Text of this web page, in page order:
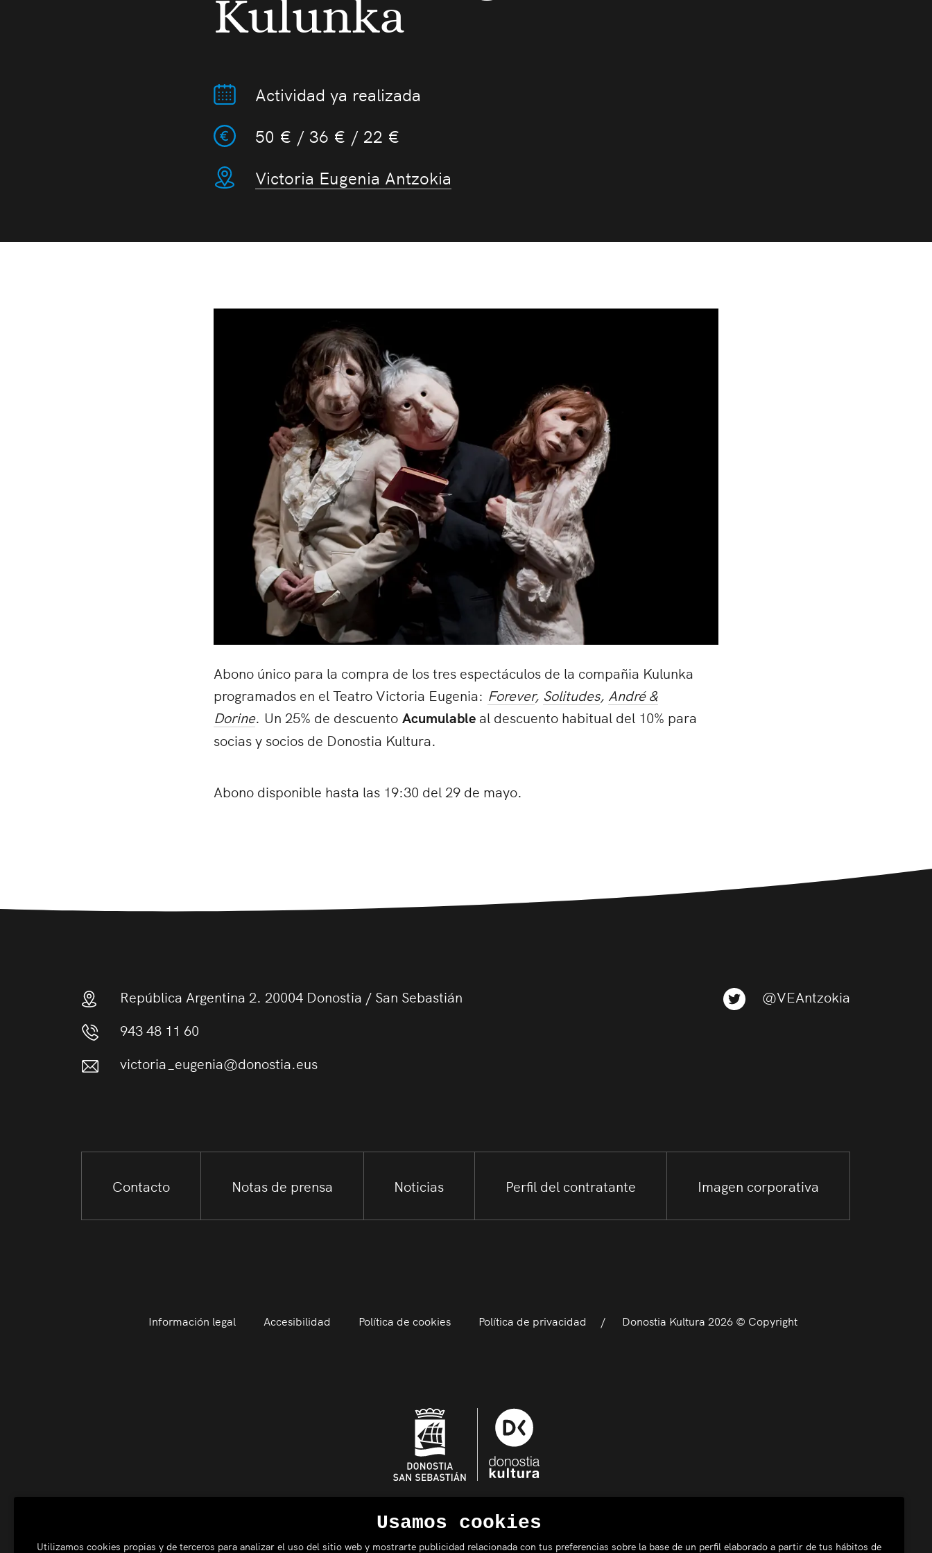
Kulunka
Actividad ya realizada
50 € / 36 € / 22 €
Victoria Eugenia Antzokia
Abono único para la compra de los tres espectáculos de la compañia Kulunka
programados en el Teatro Victoria Eugenia: Forever, Solitudes, André &
Dorine. Un 25% de descuento Acumulable al descuento habitual del 10% para
socias y socios de Donostia Kultura.
Abono disponible hasta las 19:30 del 29 de mayo.
República Argentina 2. 20004 Donostia / San Sebastián
943 48 11 60
victoria_eugenia@donostia.eus
@VEAntzokia
Contacto Notas de prensa Noticias Perfil del contratante Imagen corporativa
Información legal Accesibilidad Política de cookies Política de privacidad Donostia Kultura 2026 © Copyright
Usamos cookies
Utilizamos cookies propias y de terceros para analizar el uso del sitio web y mostrarte publicidad relacionada con tus preferencias sobre la base de un perfil elaborado a partir de tus hábitos de